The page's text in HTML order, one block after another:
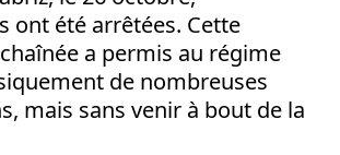
ont été arrêtées. Cette
a permis au régime
de nombreuses
mais sans venir à bout de la